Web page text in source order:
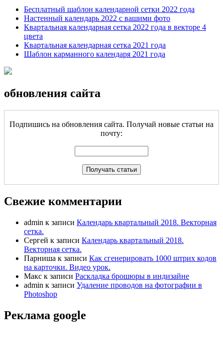
Бесплатный шаблон календарной сетки 2022 года
Настенный календарь 2022 с вашими фото
Квартальная календарная сетка 2022 года в векторе 4
цвета
Квартальная календарная сетка 2021 года
Шаблон карманного календаря 2021 года
обновления сайта
Подпишись на обновления сайта. Получай новые статьи на
почту:
Свежие комментарии
admin к записи Календарь квартальный 2018. Векторная
сетка.
Сергей к записи Календарь квартальный 2018.
Векторная сетка.
Парниша к записи Как сгенерировать 1000 штрих кодов
на карточки. Видео урок.
Макс к записи Раскладка брошюры в индизайне
admin к записи Удаление проводов на фотографии в
Photoshop
Реклама google